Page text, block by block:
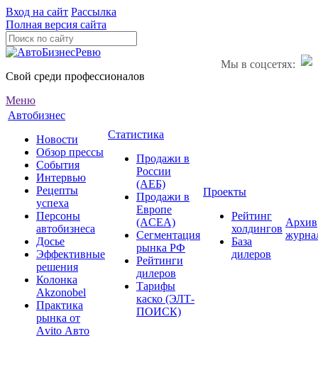
Вход на сайт Рассылка
Полная версия сайта
Мы в соцсетях:
Свой среди профессионалов
Меню
Автобизнес
Новости
Обзор прессы
События
Интервью
Рецепты
успеха
Персоны
автобизнеса
Досье
Эффективные
решения
Колонка
Akzonobel
Практика
рынка от
Аvito Авто
Статистика
Продажи в
России
(АЕБ)
Продажи в
Европе
(ACEA)
Сегментация
рынка РФ
Рейтинги
дилеров
Тарифы
каско (ЭЛТ-
ПОИСК)
Проекты
Рейтинг
холдингов
База
дилеров
Архив